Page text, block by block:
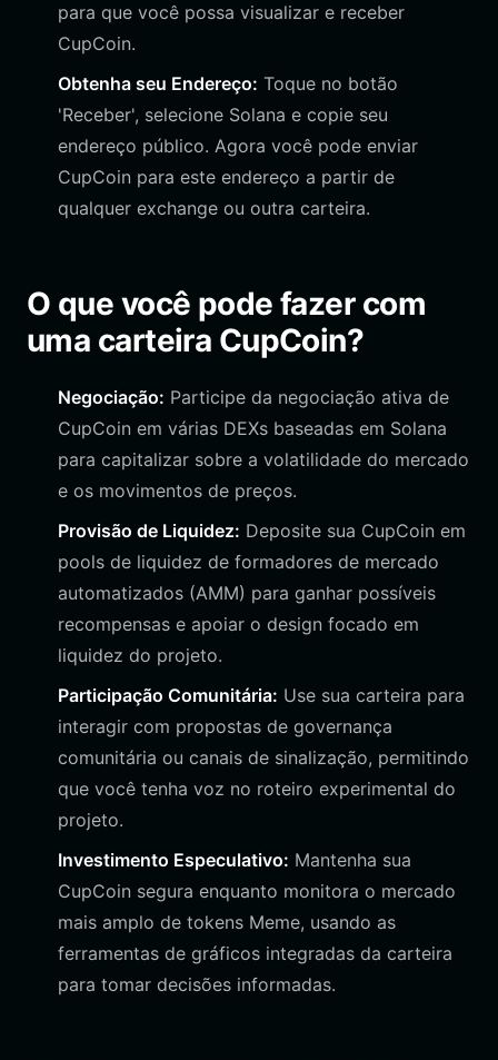
para que você possa visualizar e receber
CupCoin.
Obtenha seu Endereço: Toque no botão
'Receber', selecione Solana e copie seu
endereço público. Agora você pode enviar
CupCoin para este endereço a partir de
qualquer exchange ou outra carteira.
O que você pode fazer com
uma carteira CupCoin?
Negociação: Participe da negociação ativa de
CupCoin em várias DEXs baseadas em Solana
para capitalizar sobre a volatilidade do mercado
e os movimentos de preços.
Provisão de Liquidez: Deposite sua CupCoin em
pools de liquidez de formadores de mercado
automatizados (AMM) para ganhar possíveis
recompensas e apoiar o design focado em
liquidez do projeto.
Participação Comunitária: Use sua carteira para
interagir com propostas de governança
comunitária ou canais de sinalização, permitindo
que você tenha voz no roteiro experimental do
projeto.
Investimento Especulativo: Mantenha sua
CupCoin segura enquanto monitora o mercado
mais amplo de tokens Meme, usando as
ferramentas de gráficos integradas da carteira
para tomar decisões informadas.